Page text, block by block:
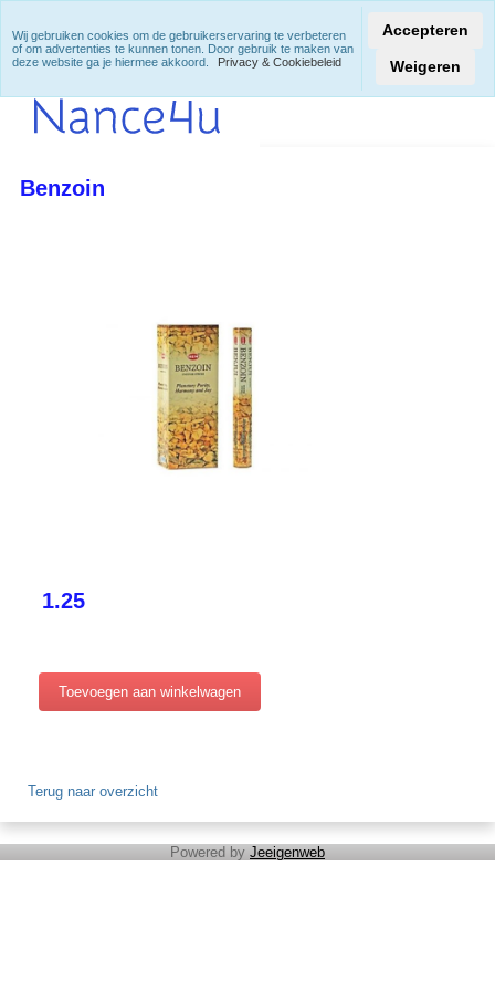
Benzoin
1.25
Terug naar overzicht
Powered by Jeeigenweb
Wij gebruiken cookies om de gebruikerservaring te verbeteren
of om advertenties te kunnen tonen. Door gebruik te maken van
deze website ga je hiermee akkoord.
Privacy & Cookiebeleid
Accepteren
Weigeren